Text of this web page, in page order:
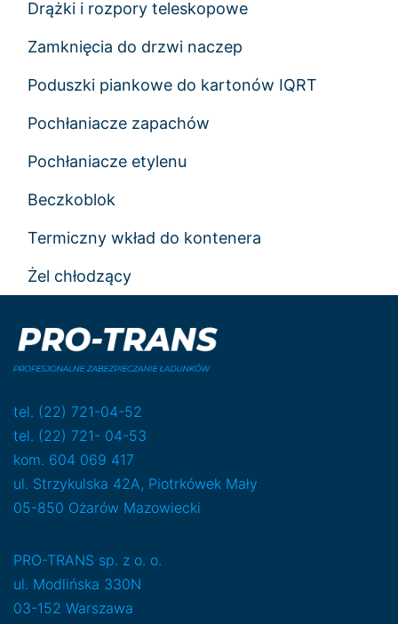
Drążki i rozpory teleskopowe
Zamknięcia do drzwi naczep
Poduszki piankowe do kartonów IQRT
Pochłaniacze zapachów
Pochłaniacze etylenu
Beczkoblok
Termiczny wkład do kontenera
Żel chłodzący
tel. (22) 721-04-52
tel. (22) 721- 04-53
kom. 604 069 417
ul. Strzykulska 42A, Piotrkówek Mały
05-850 Ożarów Mazowiecki
PRO-TRANS sp. z o. o.
ul. Modlińska 330N
03-152 Warszawa